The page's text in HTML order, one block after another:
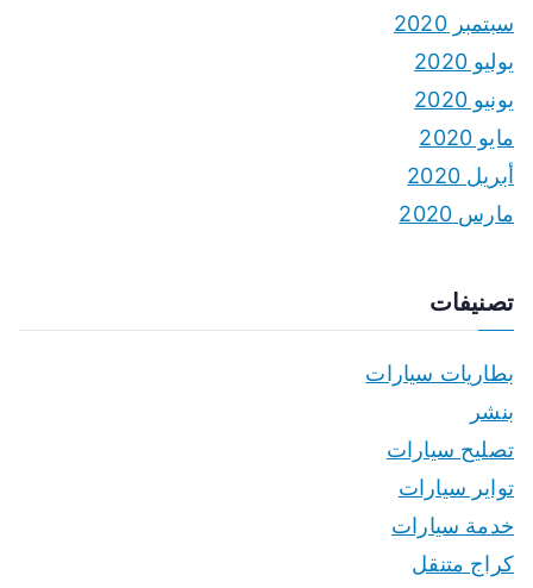
سبتمبر 2020
يوليو 2020
يونيو 2020
مايو 2020
أبريل 2020
مارس 2020
تصنيفات
بطاريات سيارات
بنشر
تصليح سيارات
تواير سيارات
خدمة سيارات
كراج متنقل